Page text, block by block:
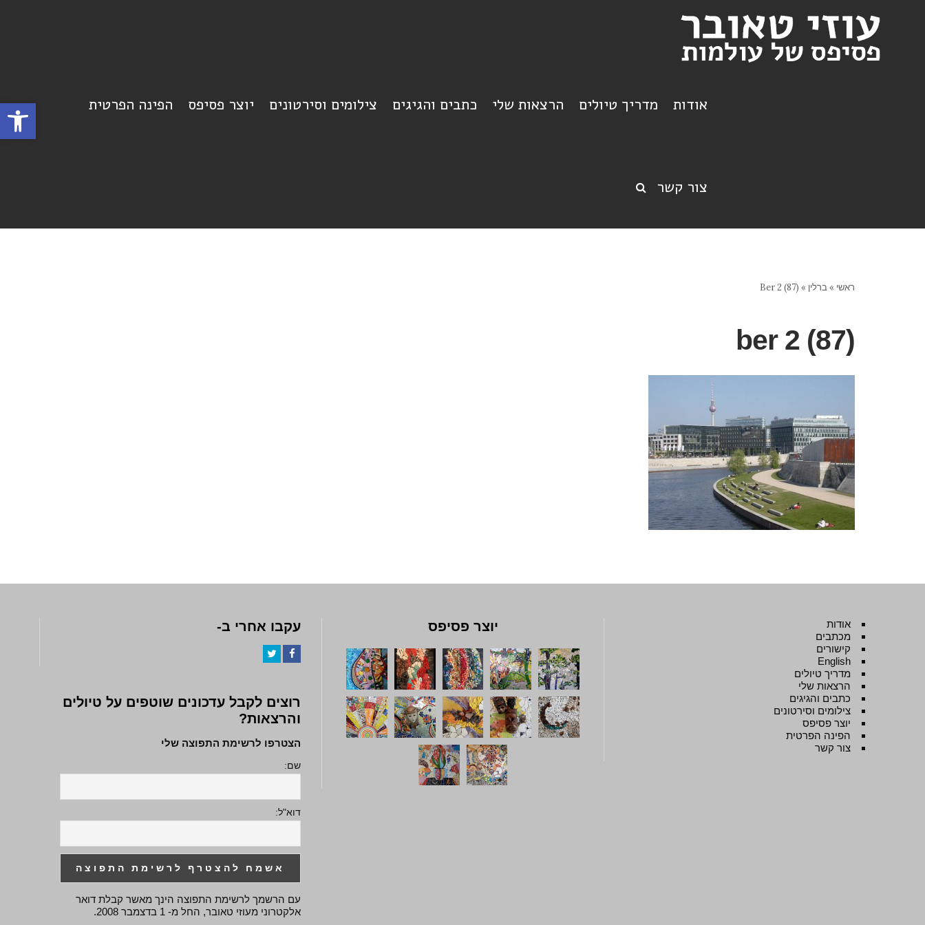
פתח אודות מדריך טיולים הרצאות שלי כתבים והגיגים צילומים וסירטונים יוצר פסיפס הפינה הפרטית
צור קשר
ראשי »ברלין »
Ber 2 (87)
ber 2 (87)
אודות
מכתבים
קישורים
English
מדריך טיולים
הרצאות שלי
כתבים והגיגים
צילומים וסירטונים
יוצר פסיפס
הפינה הפרטית
צור קשר
יוצר פסיפס עקבו אחרי ב-
רוצים לקבל עדכונים שוטפים על טיולים
והרצאות?
הצטרפו לרשימת התפוצה שלי
שם:
דוא"ל:
עם הרשמך לרשימת התפוצה הינך מאשר קבלת דואר
אלקטרוני מעוזי טאובר, החל מ- 1 בדצמבר 2008.